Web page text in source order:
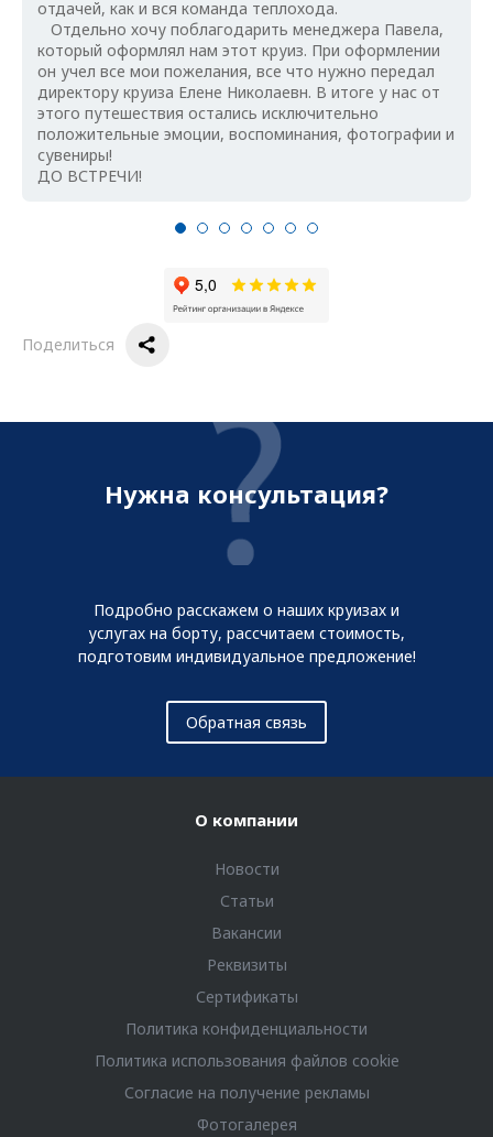
отдачей, как и вся команда теплохода.
Отдельно хочу поблагодарить менеджера Павела,
который оформлял нам этот круиз. При оформлении
он учел все мои пожелания, все что нужно передал
директору круиза Елене Николаевн. В итоге у нас от
этого путешествия остались исключительно
положительные эмоции, воспоминания, фотографии и
сувениры!
ДО ВСТРЕЧИ!
Поделиться
Нужна консультация?
Подробно расскажем о наших круизах и
услугах на борту, рассчитаем стоимость,
подготовим индивидуальное предложение!
Обратная связь
О компании
Новости
Статьи
Вакансии
Реквизиты
Сертификаты
Политика конфиденциальности
Политика использования файлов cookie
Согласие на получение рекламы
Фотогалерея